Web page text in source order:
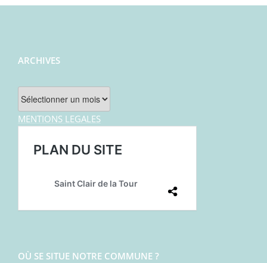
ARCHIVES
Archives
MENTIONS LEGALES
OÙ SE SITUE NOTRE COMMUNE ?